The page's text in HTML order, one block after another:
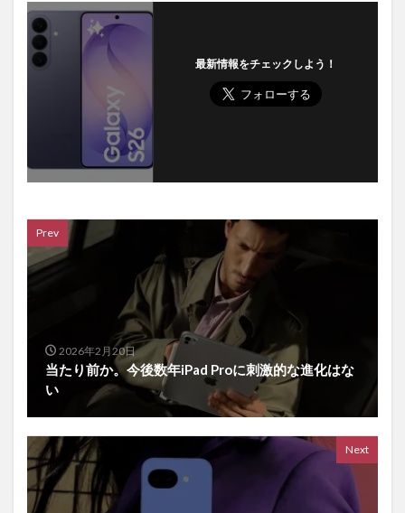
最新情報をチェックしよう！
Prev
2026年2月20日
当たり前か。今後数年iPad Proに刺激的な進化はな
い
Next